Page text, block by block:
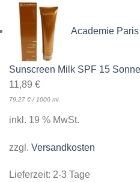
Academie
Sunscreen Milk SPF 15
11,89 €
79,27 € / 1000 ml
inkl. 19 % MwSt.
zzgl. Versandkosten
Lieferzeit: 2-3 Tage